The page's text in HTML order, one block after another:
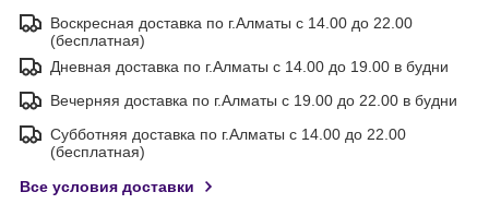
Воскресная доставка по г.Алматы с 14.00 до 22.00
(бесплатная)
Дневная доставка по г.Алматы с 14.00 до 19.00 в будни
Вечерняя доставка по г.Алматы с 19.00 до 22.00 в будни
Субботняя доставка по г.Алматы с 14.00 до 22.00
(бесплатная)
Все условия доставки